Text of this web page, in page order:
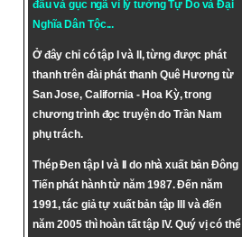
đấu và gục ngã vì lý tưởngTự DovàĐại
Nghĩa Dân Tộc...
Ở đây chỉ có tập I và II, từng được phát
thanh trên đài phát thanh Quê Hương từ
San Jose, California - Hoa Kỳ, trong
chương trình đọc truyện do Trần Nam
phụ trách.
Thép Đen tập I và II do nhà xuất bản Đông
Tiến phát hành từ năm 1987. Đến năm
1991, tác giả tự xuất bản tập III và đến
năm 2005 thì hoàn tất tập IV. Quý vị có thể